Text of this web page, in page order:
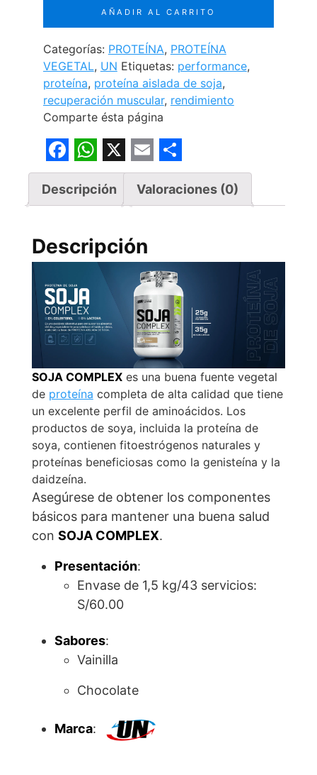
AÑADIR AL CARRITO
Categorías: PROTEÍNA, PROTEÍNA
VEGETAL, UN Etiquetas: performance,
proteína, proteína aislada de soja,
recuperación muscular, rendimiento
Comparte ésta página
F
a
e
b
o
o
k
W
h
t
s
A
p
p
X E
m
i
l
S
h
e
Descripción Valoraciones (0)
Descripción
SOJA COMPLEXes una buena fuente vegetal
de proteína completa de alta calidad que tiene
un excelente perfil de aminoácidos. Los
productos de soya, incluida la proteína de
soya, contienen fitoestrógenos naturales y
proteínas beneficiosas como la genisteína y la
daidzeína.
Asegúrese de obtener los componentes
básicos para mantener una buena salud
con SOJA COMPLEX.
Presentación:
Envase de 1,5 kg/43 servicios:
S/60.00
Sabores:
Vainilla
Chocolate
Marca: